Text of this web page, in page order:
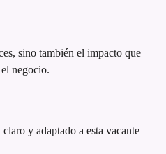
sino también el impacto que
negocio.
y adaptado a esta vacante